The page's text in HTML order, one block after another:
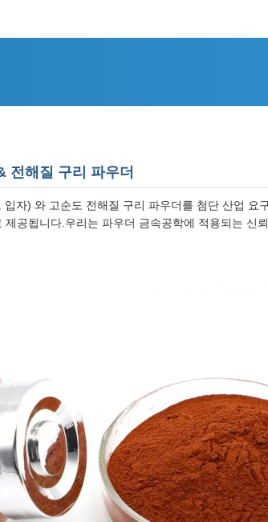
전해질 구리 파우더
자) 와 고순도 전해질 구리 파우더를 첨단 산업
공됩니다.우리는 파우더 금속공학에 적용되는